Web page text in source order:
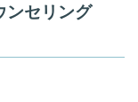
ンセリング